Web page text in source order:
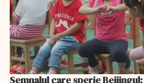
Semnalul care sperie